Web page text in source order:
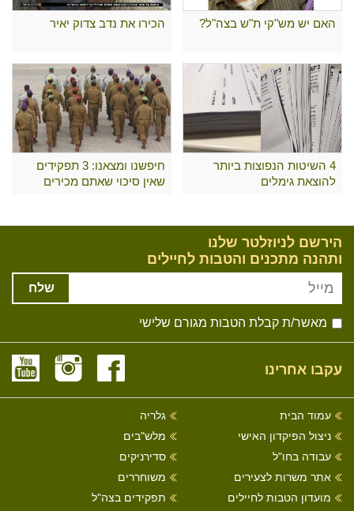
האם יש מש"קי ת"ש בצה"ל? הכירו את נדב צדוק יאיר
4 השיטות הנפוצות ביותר
להוצאת גימלים
חיפשנו ומצאנו: 3 תפקידים
שאין סיכוי שאתם מכירים
הירשם לניוזלטר שלנו
ותהנה מתכנים והטבות לחיילים
שלח
מאשר/ת קבלת הטבות מגורם שלישי
עקבו אחרינו
עמוד הבית
ניצול הפיקדון האישי
עבודה בחו"ל
אתר משרות לצעירים
מועדון הטבות לחיילים
גלריה
מלש"בים
סדירניקים
משוחררים
תפקידים בצה"ל